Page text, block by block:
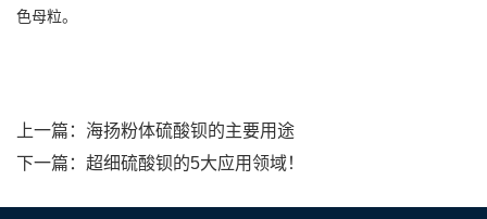
色母粒。
上一篇： 海扬粉体硫酸钡的主要用途
下一篇： 超细硫酸钡的5大应用领域！